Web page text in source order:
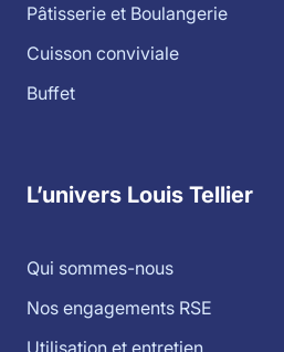
Pâtisserie et Boulangerie
Cuisson conviviale
Buffet
L’univers Louis Tellier
Qui sommes-nous
Nos engagements RSE
Utilisation et entretien